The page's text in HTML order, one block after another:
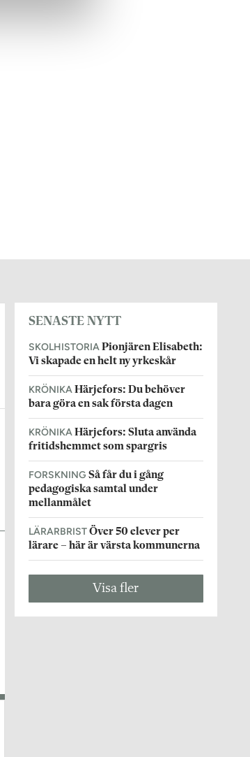
SENASTE NYTT
SKOLHISTORIA Pionjären Elisabeth:
Vi skapade en helt ny yrkeskår
KRÖNIKA Härjefors: Du behöver
bara göra en sak första dagen
KRÖNIKA Härjefors: Sluta använda
fritidshemmet som spargris
FORSKNING Så får du i gång
pedagogiska samtal under
mellanmålet
LÄRARBRIST Över 50 elever per
lärare – här är värsta kommunerna
Visa fler